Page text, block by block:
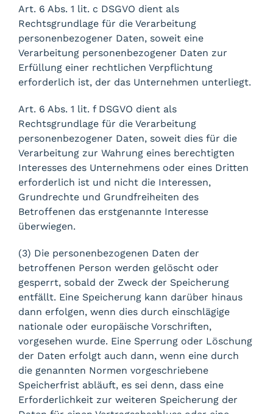
Art. 6 Abs. 1 lit. c DSGVO dient als
Rechtsgrundlage für die Verarbeitung
personenbezogener Daten, soweit eine
Verarbeitung personenbezogener Daten zur
Erfüllung einer rechtlichen Verpflichtung
erforderlich ist, der das Unternehmen unterliegt.
Art. 6 Abs. 1 lit. f DSGVO dient als
Rechtsgrundlage für die Verarbeitung
personenbezogener Daten, soweit dies für die
Verarbeitung zur Wahrung eines berechtigten
Interesses des Unternehmens oder eines Dritten
erforderlich ist und nicht die Interessen,
Grundrechte und Grundfreiheiten des
Betroffenen das erstgenannte Interesse
überwiegen.
(3) Die personenbezogenen Daten der
betroffenen Person werden gelöscht oder
gesperrt, sobald der Zweck der Speicherung
entfällt. Eine Speicherung kann darüber hinaus
dann erfolgen, wenn dies durch einschlägige
nationale oder europäische Vorschriften,
vorgesehen wurde. Eine Sperrung oder Löschung
der Daten erfolgt auch dann, wenn eine durch
die genannten Normen vorgeschriebene
Speicherfrist abläuft, es sei denn, dass eine
Erforderlichkeit zur weiteren Speicherung der